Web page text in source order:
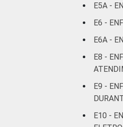
E5A -
E6 -
E6A -
E8 -
E9 -
E10 -